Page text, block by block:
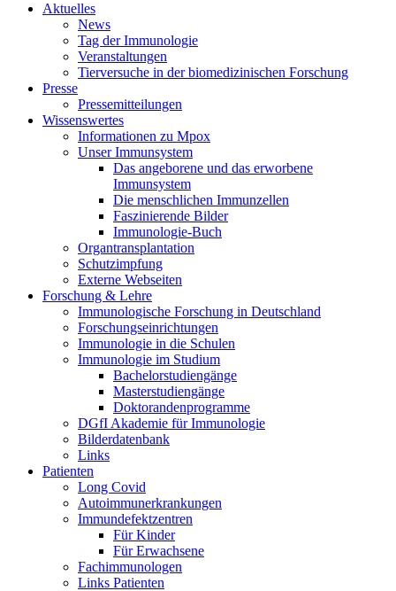
Aktuelles
News
Tag der Immunologie
Veranstaltungen
Tierversuche in der biomedizinischen Forschung
Presse
Pressemitteilungen
Wissenswertes
Informationen zu Mpox
Unser Immunsystem
Das angeborene und das erworbene
Immunsystem
Die menschlichen Immunzellen
Faszinierende Bilder
Immunologie-Buch
Organtransplantation
Schutzimpfung
Externe Webseiten
Forschung & Lehre
Immunologische Forschung in Deutschland
Forschungseinrichtungen
Immunologie in die Schulen
Immunologie im Studium
Bachelorstudiengänge
Masterstudiengänge
Doktorandenprogramme
DGfI Akademie für Immunologie
Bilderdatenbank
Links
Patienten
Long Covid
Autoimmunerkrankungen
Immundefektzentren
Für Kinder
Für Erwachsene
Fachimmunologen
Links Patienten